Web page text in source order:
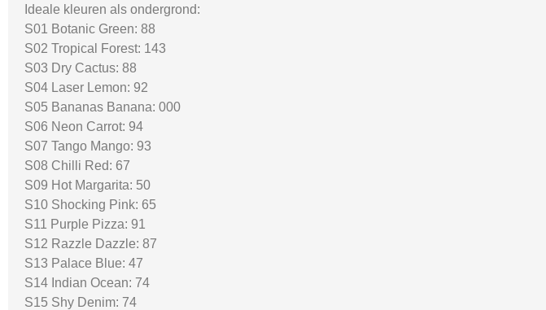
Ideale kleuren als ondergrond:
S01 Botanic Green: 88
S02 Tropical Forest: 143
S03 Dry Cactus: 88
S04 Laser Lemon: 92
S05 Bananas Banana: 000
S06 Neon Carrot: 94
S07 Tango Mango: 93
S08 Chilli Red: 67
S09 Hot Margarita: 50
S10 Shocking Pink: 65
S11 Purple Pizza: 91
S12 Razzle Dazzle: 87
S13 Palace Blue: 47
S14 Indian Ocean: 74
S15 Shy Denim: 74